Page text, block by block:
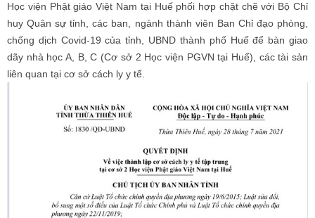
Học viện Phật giáo Việt Nam tại Huế phối hợp chặt chẽ với Bộ Chỉ
huy Quân sự tỉnh, các ban, ngành thành viên Ban Chỉ đạo phòng,
chống dịch Covid-19 của tỉnh, UBND thành phố Huế để bàn giao
dãy nhà học A, B, C (Cơ sở 2 Học viện PGVN tại Huế), các tài sản
liên quan tại cơ sở cách ly y tế.